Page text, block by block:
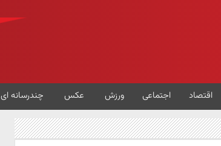
اقتصاد اجتماعی ورزش عکس چندرسانه ای